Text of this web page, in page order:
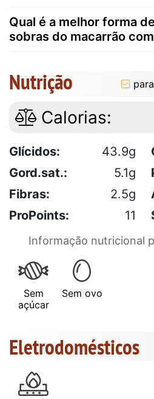
Qual é a melhor forma
sobras do macarrão
Nutrição
Calorias:
Glícidos: 43.9g
Gord.sat.:
5.1g
Fibras:
2.5g
ProPoints:
11
Informação nutricional
Sem
açúcar
Sem ovo
Eletrodomésticos